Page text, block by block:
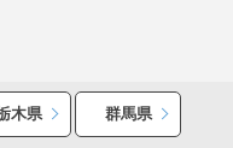
木県 群馬県